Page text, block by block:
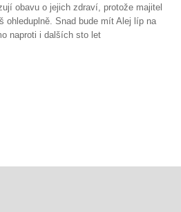
obavu o jejich zdraví, protože majitel
ohleduplně. Snad bude mít Alej líp na
naproti i dalších sto let